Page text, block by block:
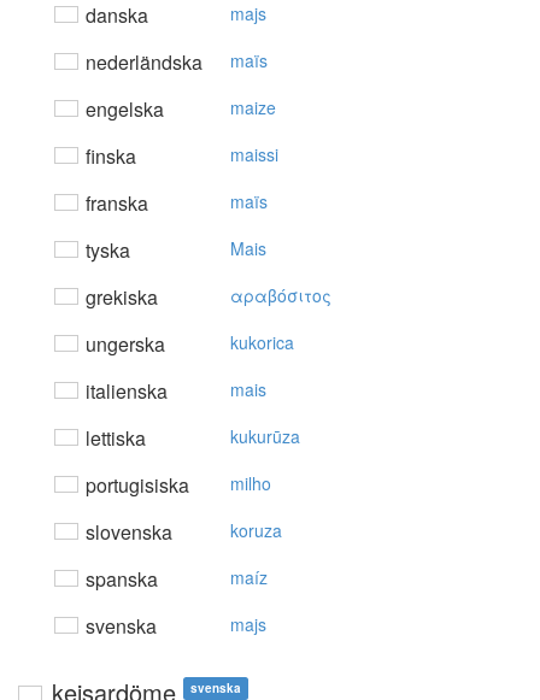
danska majs
nederländska maïs
engelska maize
finska maissi
franska maïs
tyska Mais
grekiska αραβόσιτoς
ungerska kukorica
italienska mais
lettiska kukurūza
portugisiska milho
slovenska koruza
spanska maíz
svenska majs
kejsardöme svenska